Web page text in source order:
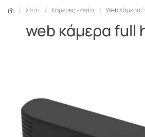
Σπίτι Κάμερες - σπίτι Web Κάμερα
web κάμερα full